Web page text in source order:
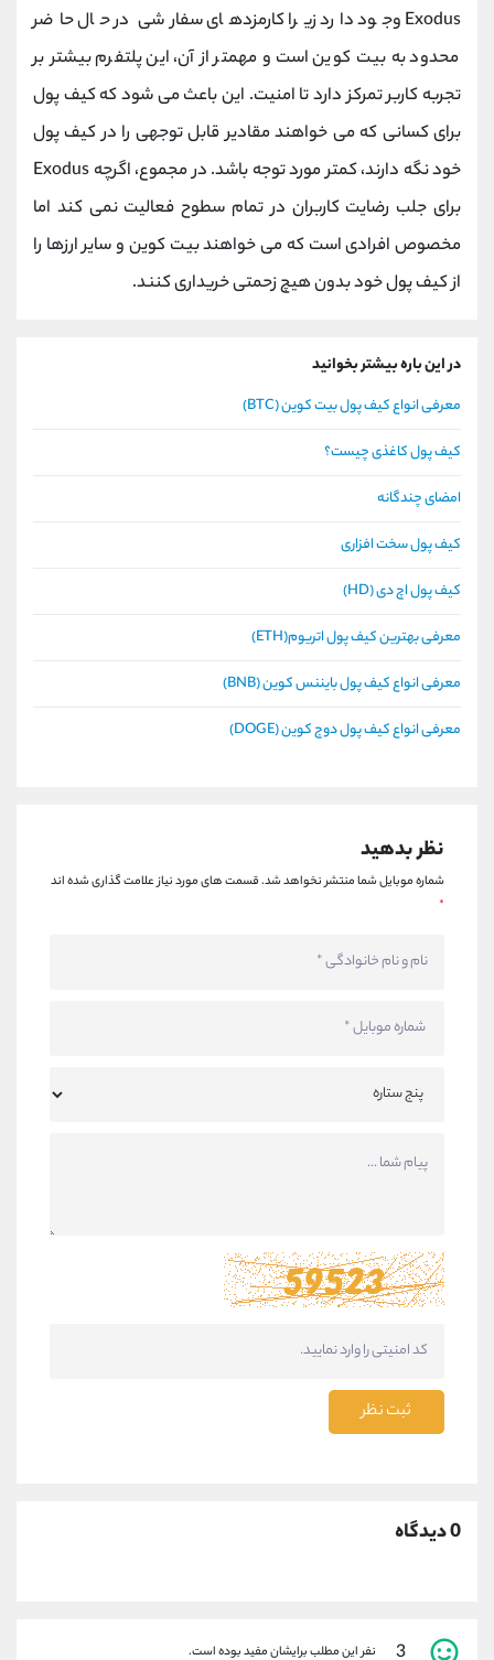
Exodus وجود دارد زیرا کارمزدهای سفارشی در حال حاضر
محدود به بیت کوین است و مهمتر از آن، این پلتفرم بیشتر بر
تجربه کاربر تمرکز دارد تا امنیت. این باعث می شود که کیف پول
برای کسانی که می خواهند مقادیر قابل توجهی را در کیف پول
خود نگه دارند، کمتر مورد توجه باشد. در مجموع، اگرچه Exodus
برای جلب رضایت کاربران در تمام سطوح فعالیت نمی کند اما
مخصوص افرادی است که می خواهند بیت کوین و سایر ارزها را
از کیف پول خود بدون هیچ زحمتی خریداری کنند.
در این باره بیشتر بخوانید
معرفی انواع کیف پول بیت کوین (BTC)
کیف پول کاغذی چیست؟
امضای چندگانه
کیف پول سخت افزاری
کیف پول اچ دی (HD)
معرفی بهترین کیف پول اتریوم(ETH)
معرفی انواع کیف پول بایننس کوین (BNB)
معرفی انواع کیف پول دوج کوین (DOGE)
نظر بدهید
شماره موبایل شما منتشر نخواهد شد.قسمت های مورد نیاز علامت گذاری شده اند
*
ثبت نظر
0 دیدگاه
نفر این مطلب برایشان مفید بوده است.